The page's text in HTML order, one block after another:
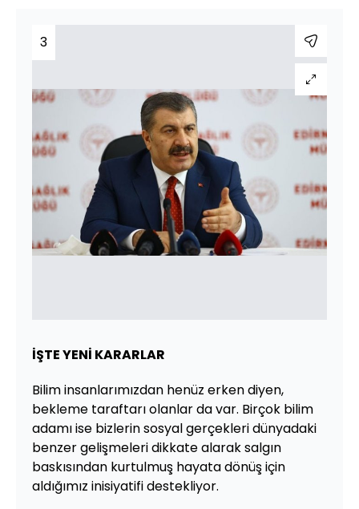
3
İŞTE YENİ KARARLAR
Bilim insanlarımızdan henüz erken diyen,
bekleme taraftarı olanlar da var. Birçok bilim
adamı ise bizlerin sosyal gerçekleri dünyadaki
benzer gelişmeleri dikkate alarak salgın
baskısından kurtulmuş hayata dönüş için
aldığımız inisiyatifi destekliyor.